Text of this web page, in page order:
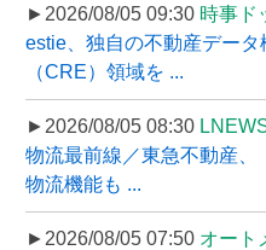
►2026/08/05 09:30 時事ド
estie、独自の不動産デー
（CRE）領域を ...
►2026/08/05 08:30
物流最前線／東急不動産
物流機能も ...
►2026/08/05 07:50 オート